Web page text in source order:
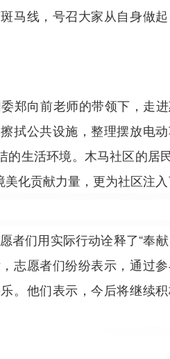
马线，号召大家从自身做
向前老师的带领下，走进
拭公共设施，整理摆放电
生活环境。木马社区的居
化贡献力量，更为社区注入
用实际行动诠释了“奉献
志愿者们纷纷表示，通过
。他们表示，今后将继续